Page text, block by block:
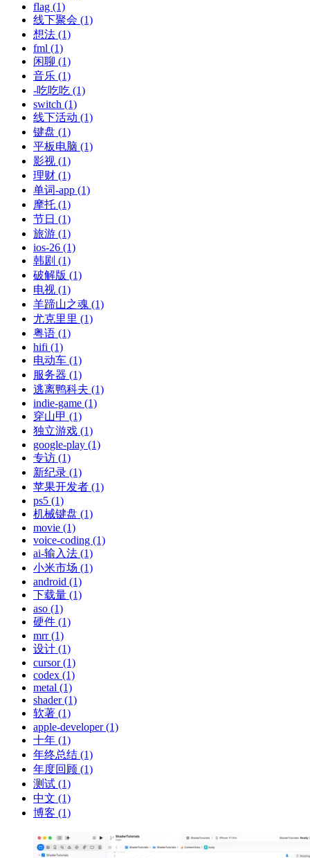
flag (1)
线下聚会 (1)
想法 (1)
fml (1)
闲聊 (1)
音乐 (1)
-吃吃吃 (1)
switch (1)
线下活动 (1)
键盘 (1)
平板电脑 (1)
影视 (1)
理财 (1)
单词-app (1)
摩托 (1)
节日 (1)
旅游 (1)
ios-26 (1)
韩剧 (1)
破解版 (1)
电视 (1)
羊蹄山之魂 (1)
尤克里里 (1)
粤语 (1)
hifi (1)
电动车 (1)
服务器 (1)
逃离鸭科夫 (1)
indie-game (1)
穿山甲 (1)
独立游戏 (1)
google-play (1)
专访 (1)
新纪录 (1)
苹果开发者 (1)
ps5 (1)
机械键盘 (1)
movie (1)
voice-coding (1)
ai-输入法 (1)
小米市场 (1)
android (1)
下载量 (1)
aso (1)
硬件 (1)
mrr (1)
设计 (1)
cursor (1)
codex (1)
metal (1)
shader (1)
软著 (1)
apple-developer (1)
十年 (1)
年终总结 (1)
年度回顾 (1)
测试 (1)
中文 (1)
博客 (1)